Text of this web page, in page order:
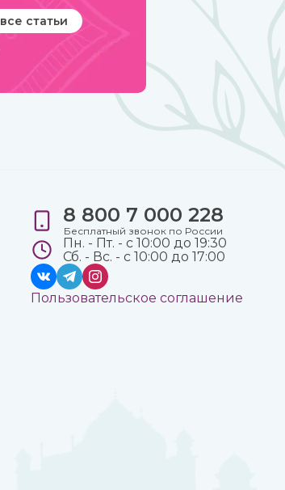
статьи
8 800 7 000 228
Бесплатный звонок по России
Пн. - Пт. - с 10:00 до 19:30
Сб. - Вс. - с 10:00 до 17:00
Пользовательское соглашение